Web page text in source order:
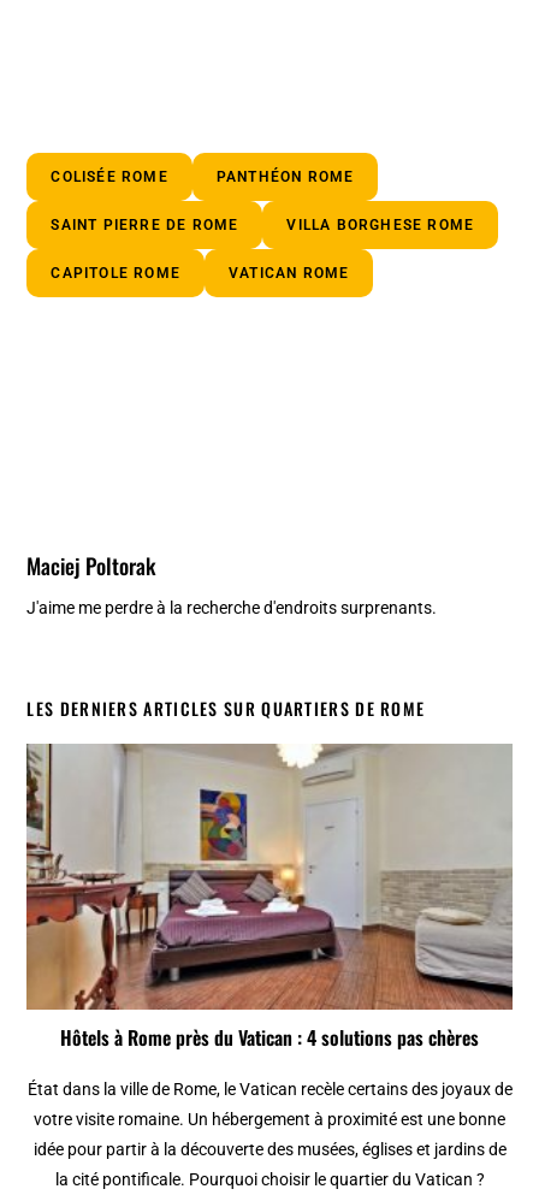
COLISÉE ROME PANTHÉON ROME
SAINT PIERRE DE ROME VILLA BORGHESE ROME
CAPITOLE ROME VATICAN ROME
Maciej Poltorak
J'aime me perdre à la recherche d'endroits surprenants.
LES DERNIERS ARTICLES SUR QUARTIERS DE ROME
Hôtels à Rome près du Vatican : 4 solutions pas chères
État dans la ville de Rome, le Vatican recèle certains des joyaux de
votre visite romaine. Un hébergement à proximité est une bonne
idée pour partir à la découverte des musées, églises et jardins de
la cité pontificale. Pourquoi choisir le quartier du Vatican ?